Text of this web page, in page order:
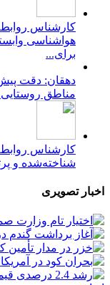
کارشناس
هواشناسی
برای...
دهقان: دقت
مناطق
کارشناس
شناخته‌شده و
اخبار تصویری